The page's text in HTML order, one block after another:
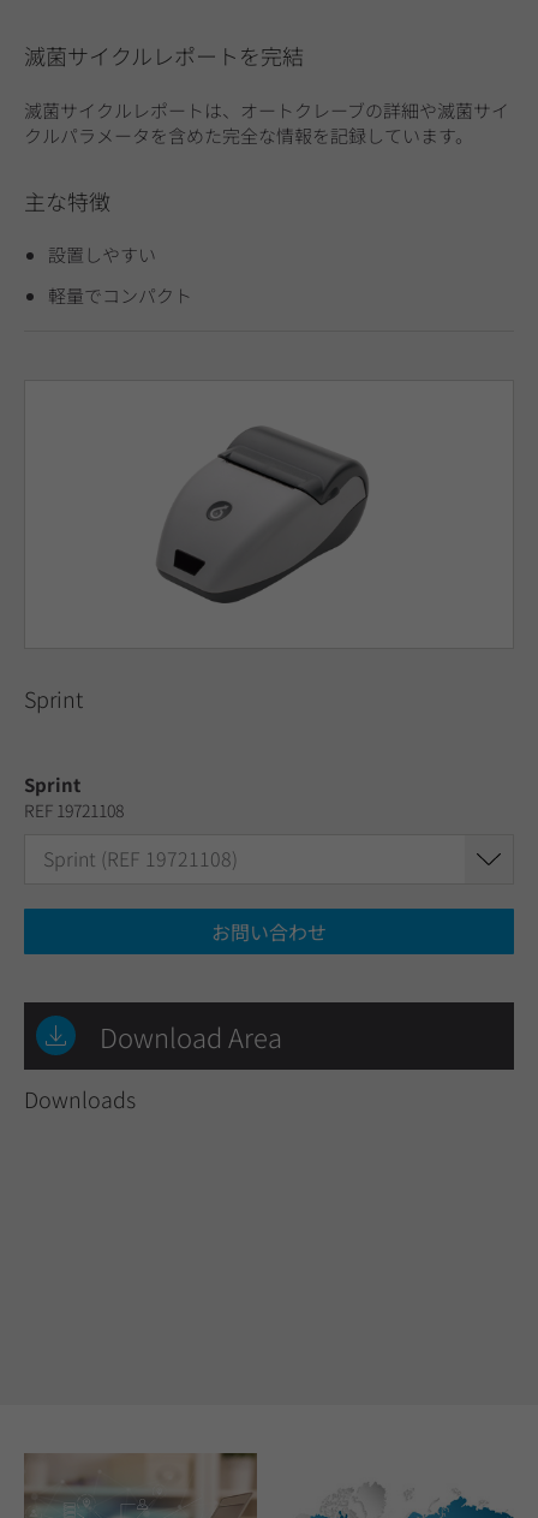
滅菌サイクルレポートを完結
滅菌サイクルレポートは、オートクレーブの詳細や滅菌サイ
クルパラメータを含めた完全な情報を記録しています。
主な特徴
設置しやすい
軽量でコンパクト
Sprint
Sprint
REF 19721108
Sprint (REF 19721108)
お問い合わせ
Download Area
Downloads